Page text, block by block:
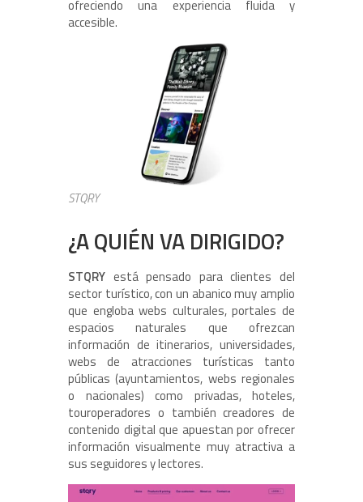
ofreciendo una experiencia fluida y
accesible.
STQRY
¿A QUIÉN VA DIRIGIDO?
STQRY está pensado para clientes del
sector turístico, con un abanico muy amplio
que engloba webs culturales, portales de
espacios naturales que ofrezcan
información de itinerarios, universidades,
webs de atracciones turísticas tanto
públicas (ayuntamientos, webs regionales
o nacionales) como privadas, hoteles,
touroperadores o también creadores de
contenido digital que apuestan por ofrecer
información visualmente muy atractiva a
sus seguidores y lectores.